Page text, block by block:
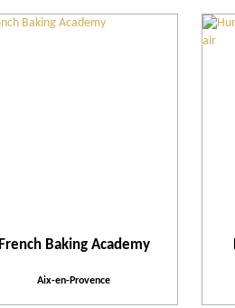
French Baking Academy
Aix-en-Provence